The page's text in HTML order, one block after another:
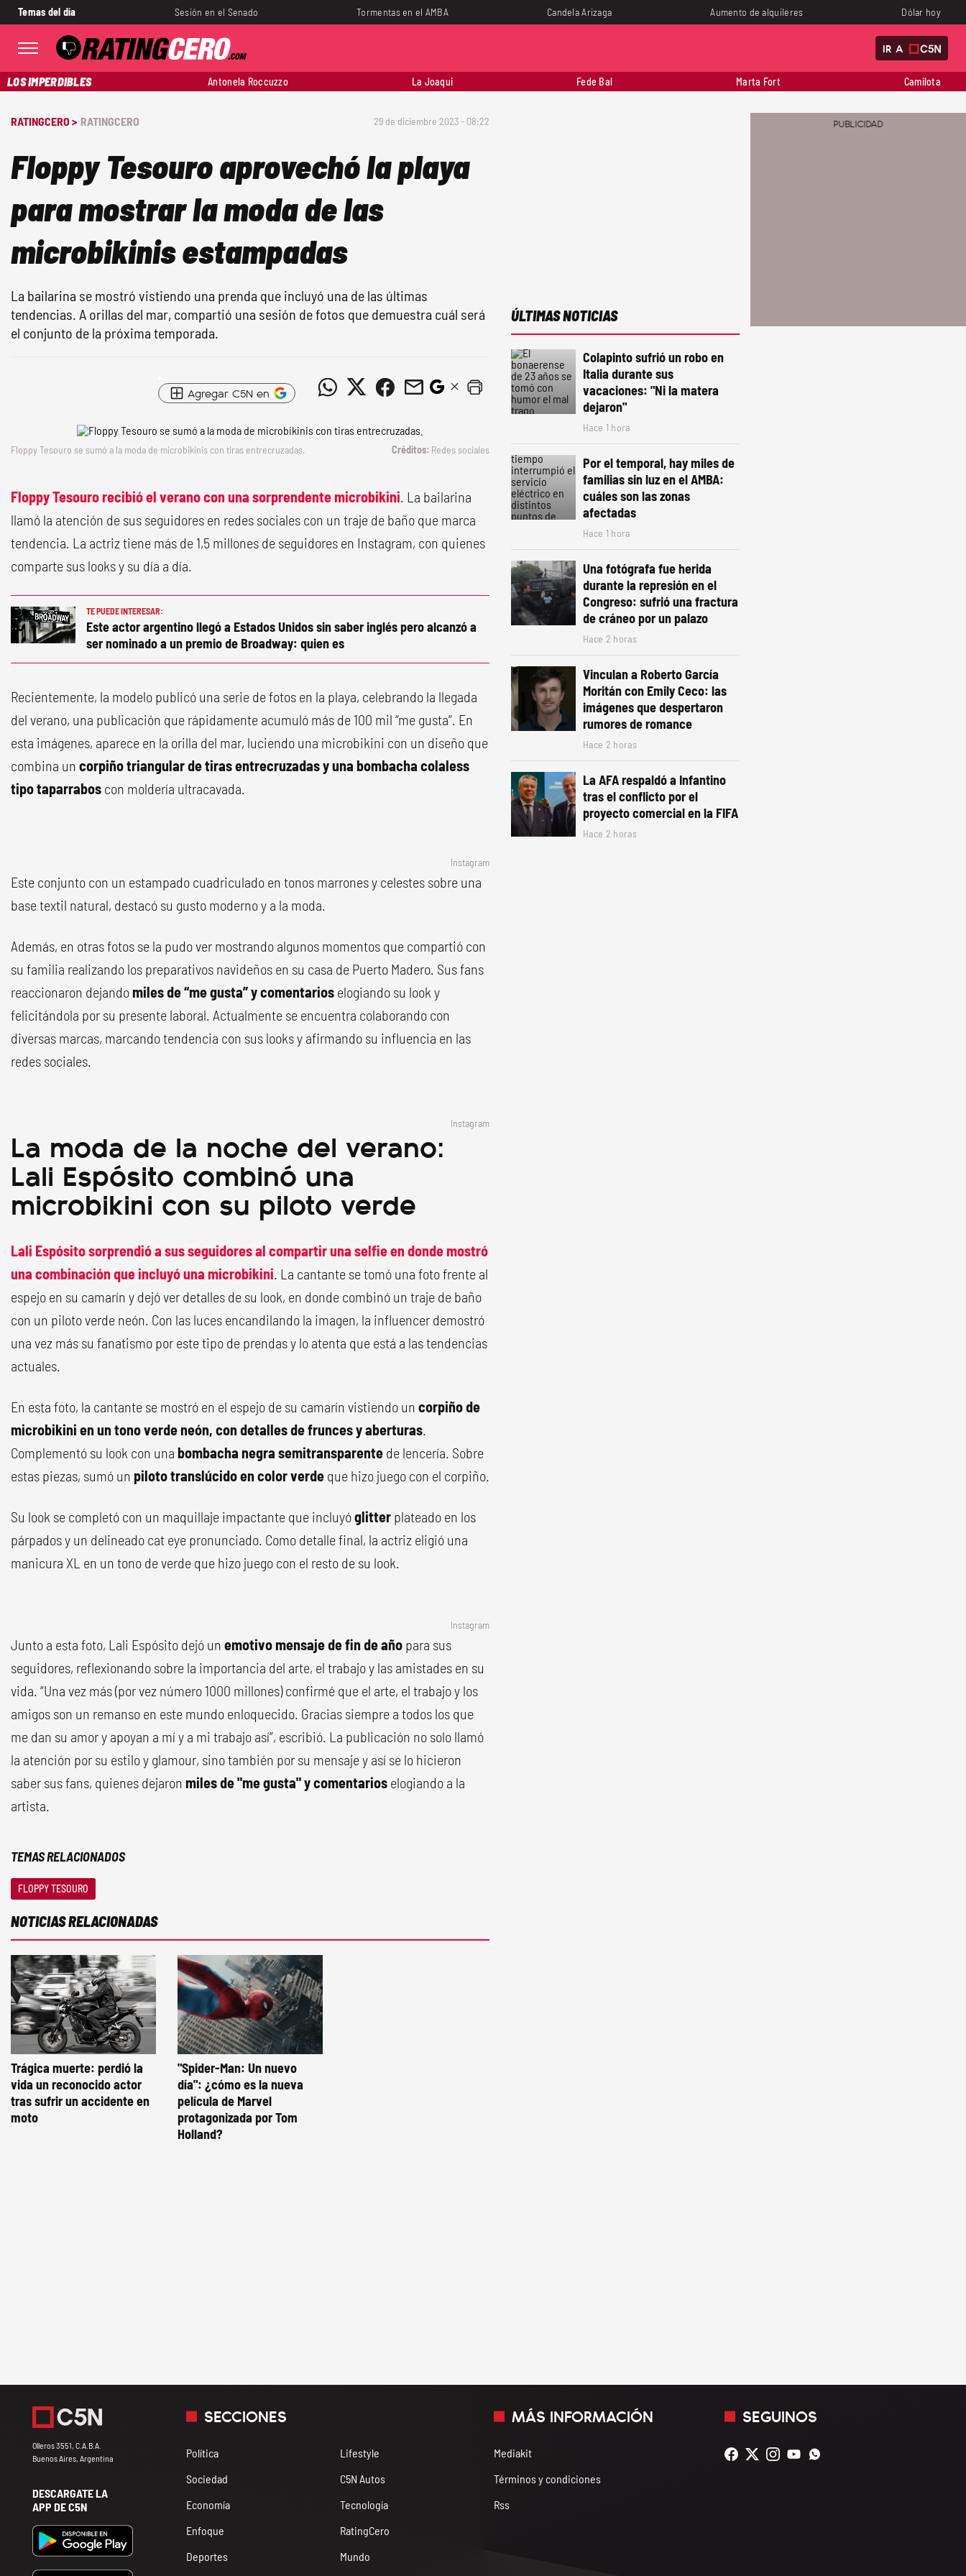
Temas del día Sesión en el Senado Tormentas en el AMBA Candela Arizaga Aumento de alquileres Dólar hoy
IR A
LOS IMPERDIBLES Antonela Roccuzzo La Joaqui Fede Bal Marta Fort Camilota
RATINGCERO > RATINGCERO 29 de diciembre 2023 - 08:22
Floppy Tesouro aprovechó la playa
para mostrar la moda de las
microbikinis estampadas
La bailarina se mostró vistiendo una prenda que incluyó una de las últimas
tendencias. A orillas del mar, compartió una sesión de fotos que demuestra cuál será
el conjunto de la próxima temporada.
Agregar C5N en
Floppy Tesouro se sumó a la moda de microbikinis con tiras entrecruzadas. Redes sociales
Floppy Tesouro recibió el verano con una sorprendente microbikini. La bailarina
llamó la atención de sus seguidores en redes sociales con un traje de baño que marca
tendencia. La actriz tiene más de 1,5 millones de seguidores en Instagram, con quienes
comparte sus looks y su día a día.
TE PUEDE INTERESAR:
Este actor argentino llegó a Estados Unidos sin saber inglés pero alcanzó a
ser nominado a un premio de Broadway: quien es
Recientemente, la modelo publicó una serie de fotos en la playa, celebrando la llegada
del verano, una publicación que rápidamente acumuló más de 100 mil “me gusta”. En
esta imágenes, aparece en la orilla del mar, luciendo una microbikini con un diseño que
combina un corpiño triangular de tiras entrecruzadas y una bombacha colaless
tipo taparrabos con moldería ultracavada.
Instagram
Este conjunto con un estampado cuadriculado en tonos marrones y celestes sobre una
base textil natural, destacó su gusto moderno y a la moda.
Además, en otras fotos se la pudo ver mostrando algunos momentos que compartió con
su familia realizando los preparativos navideños en su casa de Puerto Madero. Sus fans
reaccionaron dejando miles de “me gusta” y comentarios elogiando su look y
felicitándola por su presente laboral. Actualmente se encuentra colaborando con
diversas marcas, marcando tendencia con sus looks y afirmando su influencia en las
redes sociales.
Instagram
La moda de la noche del verano:
Lali Espósito combinó una
microbikini con su piloto verde
Lali Espósito sorprendió a sus seguidores al compartir una selfie en donde mostró
una combinación que incluyó una microbikini. La cantante se tomó una foto frente al
espejo en su camarín y dejó ver detalles de su look, en donde combinó un traje de baño
con un piloto verde neón. Con las luces encandilando la imagen, la influencer demostró
una vez más su fanatismo por este tipo de prendas y lo atenta que está a las tendencias
actuales.
En esta foto, la cantante se mostró en el espejo de su camarín vistiendo un corpiño de
microbikini en un tono verde neón, con detalles de frunces y aberturas.
Complementó su look con una bombacha negra semitransparente de lencería. Sobre
estas piezas, sumó un piloto translúcido en color verde que hizo juego con el corpiño.
Su look se completó con un maquillaje impactante que incluyóglitter plateado en los
párpados y un delineado cat eye pronunciado. Como detalle final, la actriz eligió una
manicura XL en un tono de verde que hizo juego con el resto de su look.
Instagram
Junto a esta foto, Lali Espósito dejó un emotivo mensaje de fin de año para sus
seguidores, reflexionando sobre la importancia del arte, el trabajo y las amistades en su
vida. “Una vez más (por vez número 1000 millones) confirmé que el arte, el trabajo y los
amigos son un remanso en este mundo enloquecido. Gracias siempre a todos los que
me dan su amor y apoyan a mí y a mi trabajo así”, escribió. La publicación no solo llamó
la atención por su estilo y glamour, sino también por su mensaje y así se lo hicieron
saber sus fans, quienes dejaron miles de "me gusta" y comentarios elogiando a la
artista.
TEMAS RELACIONADOS
FLOPPY TESOURO
NOTICIAS RELACIONADAS
Trágica muerte: perdió la
vida un reconocido actor
tras sufrir un accidente en
moto
"Spider-Man: Un nuevo
día": ¿cómo es la nueva
película de Marvel
protagonizada por Tom
Holland?
ÚLTIMAS NOTICIAS
Colapinto sufrió un robo en
Italia durante sus
vacaciones: "Ni la matera
dejaron"
Hace 1 hora
Por el temporal, hay miles de
familias sin luz en el AMBA:
cuáles son las zonas
afectadas
Hace 1 hora
Una fotógrafa fue herida
durante la represión en el
Congreso: sufrió una fractura
de cráneo por un palazo
Hace 2 horas
Vinculan a Roberto García
Moritán con Emily Ceco: las
imágenes que despertaron
rumores de romance
Hace 2 horas
La AFA respaldó a Infantino
tras el conflicto por el
proyecto comercial en la FIFA
Hace 2 horas
Olleros 3551, C.A.B.A.
Buenos Aires, Argentina
DESCARGATE LA
APP DE C5N
SECCIONES
Política
Sociedad
Economía
Enfoque
Deportes
Lifestyle
C5N Autos
Tecnología
RatingCero
Mundo
MÁS INFORMACIÓN
Mediakit
Términos y condiciones
Rss
SEGUINOS